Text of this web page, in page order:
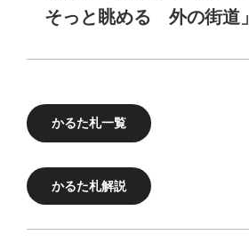
そっと眺める 外の街道」
かるた札一覧
かるた札解説